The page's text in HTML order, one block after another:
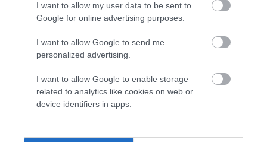
I want to allow my user data to be sent to
Google for online advertising purposes.
I want to allow Google to send me
personalized advertising.
I want to allow Google to enable storage
related to analytics like cookies on web or
device identifiers in apps.